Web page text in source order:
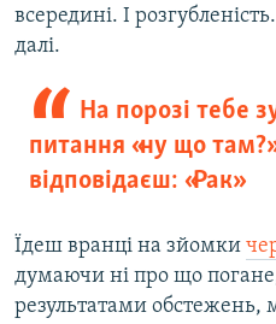
всередині. І
далі.
На порозі тебе
питання «ну що
відповідаєш: «Рак»
Їдеш вранці на зйомки
думаючи ні про що погане,
результатами обстежень,